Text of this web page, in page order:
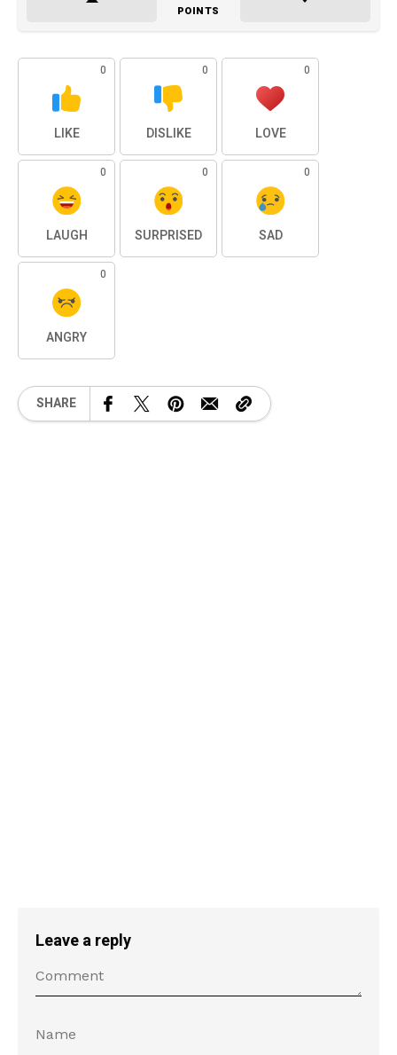
POINTS
0
LIKE
0
DISLIKE
0
LOVE
0
LAUGH
0
SURPRISED
0
SAD
0
ANGRY
SHARE
Leave a reply